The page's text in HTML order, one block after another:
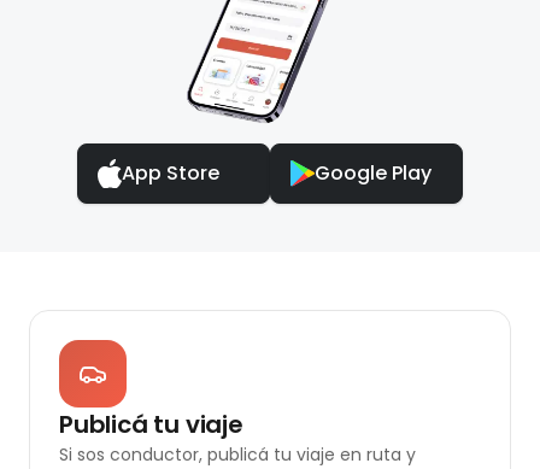
App Store Google Play
Publicá tu viaje
Si sos conductor, publicá tu viaje en ruta y